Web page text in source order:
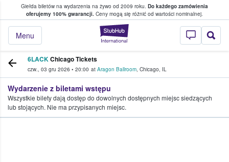
Giełda biletów na wydarzenia na żywo od 2009 roku. Do każdego zamówienia
oferujemy 100% gwarancji. Ceny mogą się różnić od wartości nominalnej.
StubHub —
Menu
w którym fani i kibice kupują i
6LACKChicago Tickets
czw., 03 gru 2026 • 20:00 at Aragon Ballroom, Chicago, IL
Wydarzenie z biletami wstępu
Wszystkie bilety dają dostęp do dowolnych dostępnych miejsc siedzących
lub stojących. Nie ma przypisanych miejsc.